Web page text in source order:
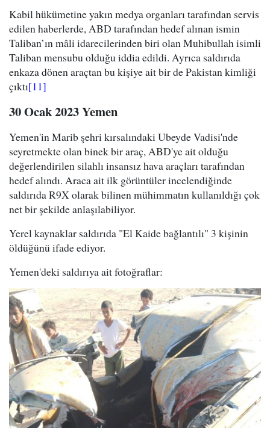
Kabil hükümetine yakın medya organları tarafından servis
edilen haberlerde, ABD tarafından hedef alınan ismin
Taliban’ın mâli idarecilerinden biri olan Muhibullah isimli
Taliban mensubu olduğu iddia edildi. Ayrıca saldırıda
enkaza dönen araçtan bu kişiye ait bir de Pakistan kimliği
çıktı[11]
30 Ocak 2023 Yemen
Yemen'in Marib şehri kırsalındaki Ubeyde Vadisi'nde
seyretmekte olan binek bir araç, ABD'ye ait olduğu
değerlendirilen silahlı insansız hava araçları tarafından
hedef alındı. Araca ait ilk görüntüler incelendiğinde
saldırıda R9X olarak bilinen mühimmatın kullanıldığı çok
net bir şekilde anlaşılabiliyor.
Yerel kaynaklar saldırıda "El Kaide bağlantılı" 3 kişinin
öldüğünü ifade ediyor.
Yemen'deki saldırıya ait fotoğraflar: